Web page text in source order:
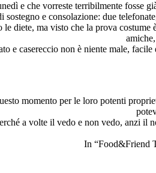
e che vorreste terribilmente fosse
sostegno e consolazione: due
diete, ma visto che la prova costume
e casereccio non è niente male,
momento per le loro potenti
a volte il vedo e non vedo, anzi il
In “Food&Friend